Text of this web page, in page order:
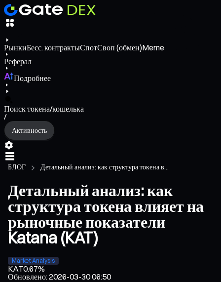
РынкиБесс. контрактыСпотСвоп (обмен)Meme
Реферал
Подробнее
Поиск токена/кошелька
/
Активность
БЛОГ Детальный анализ: как структура токена в...
Детальный анализ: как
структура токена влияет на
рыночные показатели
Katana (KAT)
Market Analysis
KAT0.67%
Обновлено:2026-03-30 06:50